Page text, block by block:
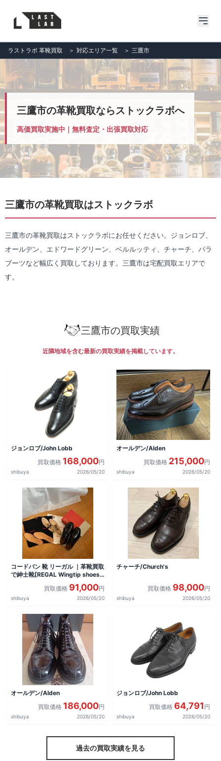
ラストラボ 革靴買取 ＞ 対応エリア一覧 ＞ 三鷹市
三鷹市の革靴買取ならストックラボへ
高価買取実施中｜無料査定・出張買取対応
三鷹市の革靴買取はストックラボ
三鷹市の革靴買取はストックラボにお任せください。ジョンロブ、
オールデン、エドワードグリーン、ベルルッティ、チャーチ、パラ
ブーツなど幅広く買取しております。三鷹市は宅配買取エリアで
す。
三鷹市の買取実績
近隣地域を含む最新の買取実績を掲載しています。
ジョンロブ/John Lobb
買取価格 168,000円
shibuya 2026/05/20
オールデン/Alden
買取価格 215,000円
shibuya 2026/05/20
コードバン 靴 リーガル ｜革靴買取
で紳士靴[REGAL Wingtip shoes]
買取価格 91,000円
shibuya 2026/05/20
チャーチ/Church's
買取価格 98,000円
shibuya 2026/05/20
オールデン/Alden
買取価格 186,000円
shibuya 2026/05/20
ジョンロブ/John Lobb
買取価格 64,791 円
shibuya 2026/05/20
過去の買取実績を見る